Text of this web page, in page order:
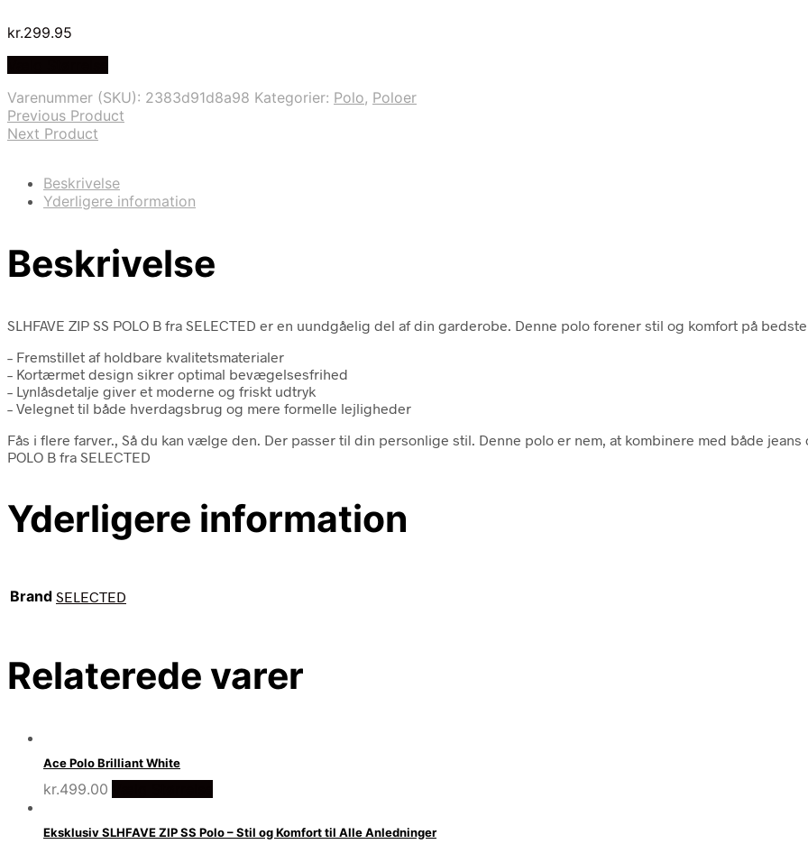
kr.299.95
Varenummer (SKU): 2383d91d8a98 Kategorier: Polo, Poloer
Previous Product
Next Product
Beskrivelse
Yderligere information
Beskrivelse
SLHFAVE ZIP SS POLO B fra SELECTED er en uundgåelig del af din garderobe. Denne polo forener stil og komfort på
– Fremstillet af holdbare kvalitetsmaterialer
– Kortærmet design sikrer optimal bevægelsesfrihed
– Lynlåsdetalje giver et moderne og friskt udtryk
– Velegnet til både hverdagsbrug og mere formelle lejligheder
Fås i flere farver., Så du kan vælge den. Der passer til din personlige stil. Denne polo er nem, at kombinere med både jeans
POLO B fra SELECTED
Yderligere information
Brand SELECTED
Relaterede varer
Ace Polo Brilliant White
kr.499.00
Eksklusiv SLHFAVE ZIP SS Polo – Stil og Komfort til Alle Anledninger